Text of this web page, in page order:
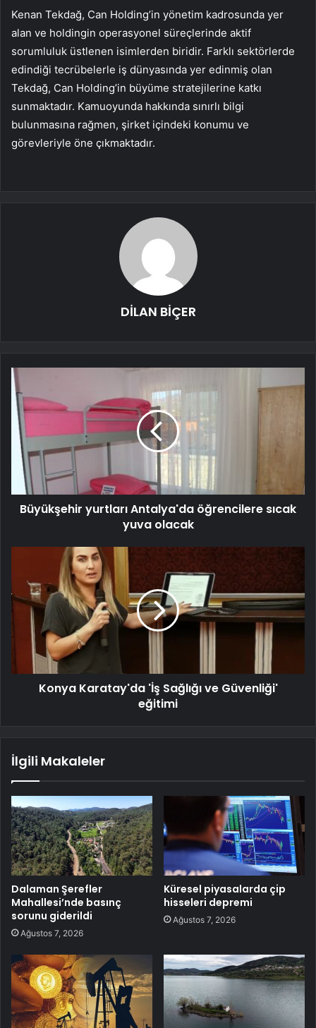
Kenan Tekdağ, Can Holding’in yönetim kadrosunda yer
alan ve holdingin operasyonel süreçlerinde aktif
sorumluluk üstlenen isimlerden biridir. Farklı sektörlerde
edindiği tecrübelerle iş dünyasında yer edinmiş olan
Tekdağ, Can Holding’in büyüme stratejilerine katkı
sunmaktadır. Kamuoyunda hakkında sınırlı bilgi
bulunmasına rağmen, şirket içindeki konumu ve
görevleriyle öne çıkmaktadır.
DİLAN BİÇER
Büyükşehir yurtları Antalya'da öğrencilere sıcak
yuva olacak
Konya Karatay'da 'İş Sağlığı ve Güvenliği'
eğitimi
İlgili Makaleler
Dalaman Şerefler
Mahallesi’nde basınç
sorunu giderildi
Ağustos 7, 2026
Küresel piyasalarda çip
hisseleri depremi
Ağustos 7, 2026